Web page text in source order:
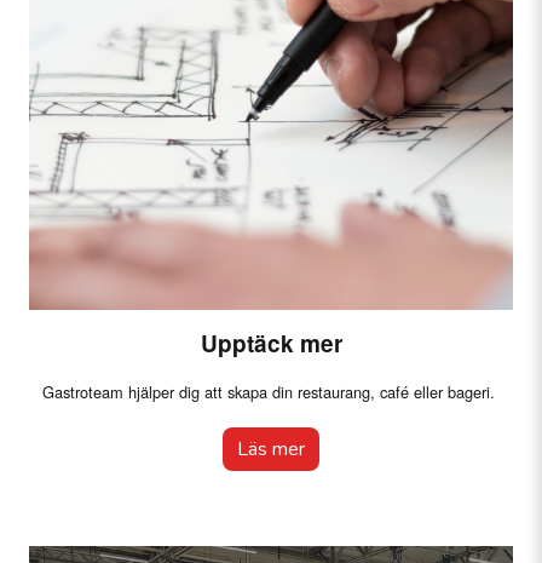
Upptäck mer
Gastroteam hjälper dig att skapa din restaurang, café eller bageri.
Läs mer